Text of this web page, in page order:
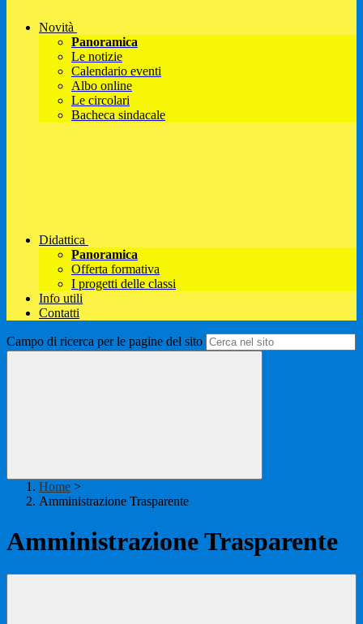
Novità
Panoramica
Le notizie
Calendario eventi
Albo online
Le circolari
Bacheca sindacale
Didattica
Panoramica
Offerta formativa
I progetti delle classi
Info utili
Contatti
Campo di ricerca per le pagine del sito
Home >
Amministrazione Trasparente
Amministrazione Trasparente